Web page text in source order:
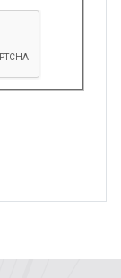
u een mens